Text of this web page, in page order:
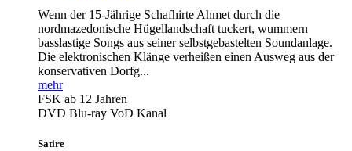
Wenn der 15-Jährige Schafhirte Ahmet durch die
nordmazedonische Hügellandschaft tuckert, wummern
basslastige Songs aus seiner selbstgebastelten Soundanlage.
Die elektronischen Klänge verheißen einen Ausweg aus der
konservativen Dorfg...
mehr
FSK ab 12 Jahren
DVD Blu-ray VoD Kanal
Satire